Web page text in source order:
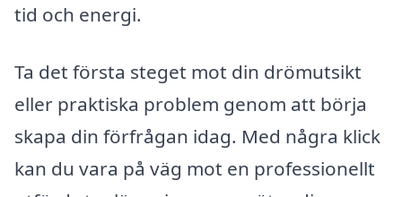
tid och energi.
Ta det första steget mot din drömutsikt
eller praktiska problem genom att börja
skapa din förfrågan idag. Med några klick
kan du vara på väg mot en professionellt